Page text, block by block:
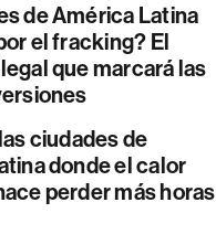
de América Latina
el fracking? El
que marcará las
ciudades de
donde el calor
perder más horas